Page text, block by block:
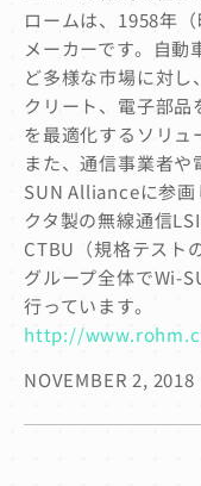
ロームは、1958年
メーカーです。自
ど多様な市場に対し
クリート、電子部
を最適化するソリュ
また、通信事業者
SUN Allianceに参画
クタ製の無線通信
CTBU（規格テスト
グループ全体でWi-
行っています。
http://
NOVEMBER 2, 2018